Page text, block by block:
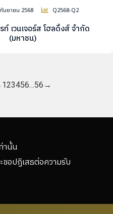
นยายน 2568 Q2568-Q2
ท์ เวนเจอร์ส โฮลดิ้งส์ จำกัด
(มหาชน)
123456…56 →
านั้น
อปฏิเสธต่อความรับ